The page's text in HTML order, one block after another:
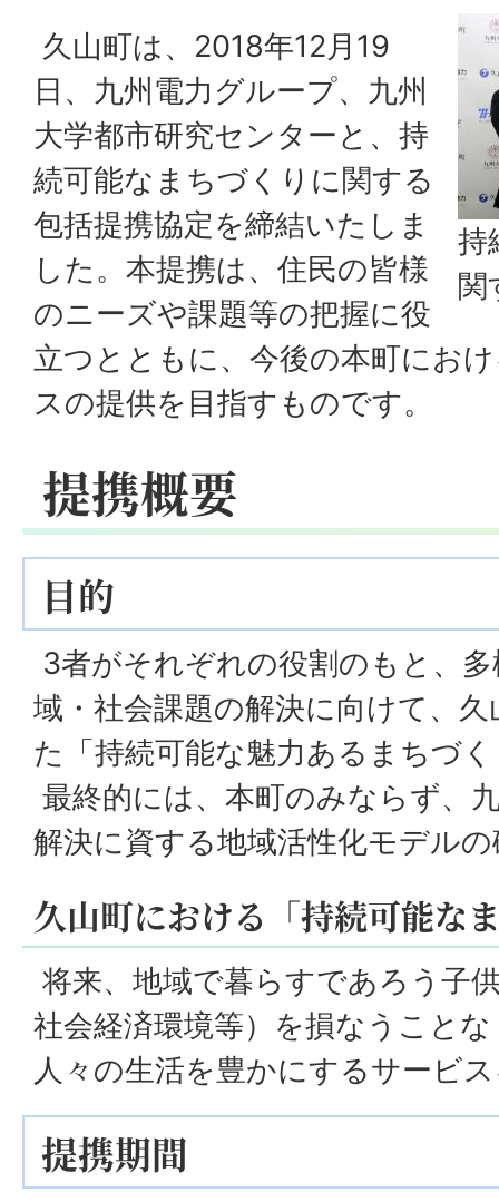
持
関
久山町は、2018年12月19
日、九州電力グループ、九州
大学都市研究センターと、持
続可能なまちづくりに関する
包括提携協定を締結いたしま
した。本提携は、住民の皆様
のニーズや課題等の把握に役
立つとともに、今後の本町にお
スの提供を目指すものです。
提携概要
目的
3者がそれぞれの役割のもと、
域・社会課題の解決に向けて、
た「持続可能な魅力あるまちづ
最終的には、本町のみならず、
解決に資する地域活性化モデル
久山町における「持続可能な
将来、地域で暮らすであろう子
社会経済環境等）を損なうこと
人々の生活を豊かにするサービ
提携期間